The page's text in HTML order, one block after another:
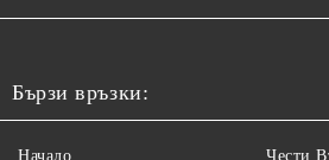
Бързи връзки:
Начало Чести